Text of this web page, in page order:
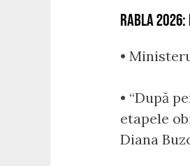
RABLA 2026:
•
• “După
etapele
Diana